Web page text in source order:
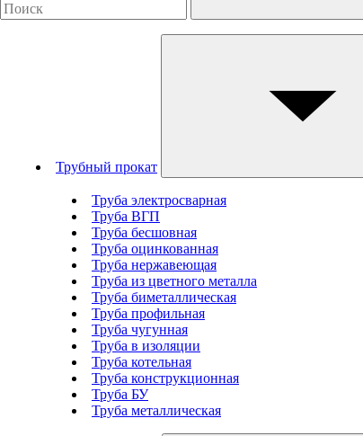
Трубный прокат
Труба электросварная
Труба ВГП
Труба бесшовная
Труба оцинкованная
Труба нержавеющая
Труба из цветного металла
Труба биметаллическая
Труба профильная
Труба чугунная
Труба в изоляции
Труба котельная
Труба конструкционная
Труба БУ
Труба металлическая